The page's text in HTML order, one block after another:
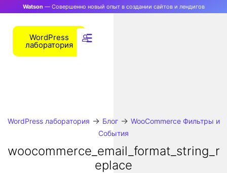
Watson— Совершенно новый опыт в создании сайтов и лендигов
WordPress
лаборатория
WordPress лаборатория → Блог→ WooCommerce Фильтры и
События
woocommerce_email_format_string_r
eplace